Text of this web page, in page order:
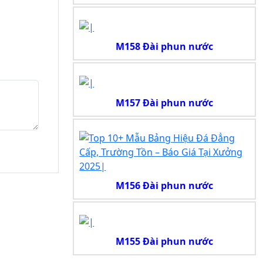
M158 Đài phun nước
M157 Đài phun nước
M156 Đài phun nước
M155 Đài phun nước